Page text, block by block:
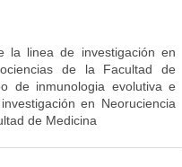
la linea de investigación en
de la Facultad de
de inmunologia evolutiva e
en Neoruciencia
de Medicina